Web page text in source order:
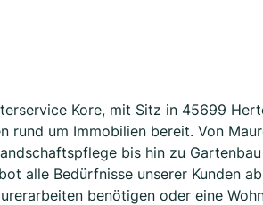
Kore, mit Sitz in 45699
rund um Immobilien bereit. Von
bis hin zu
alle Bedürfnisse unserer Kunden
benötigen oder eine